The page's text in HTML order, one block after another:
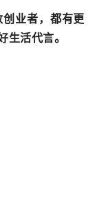
业者，都有更
生活代言。